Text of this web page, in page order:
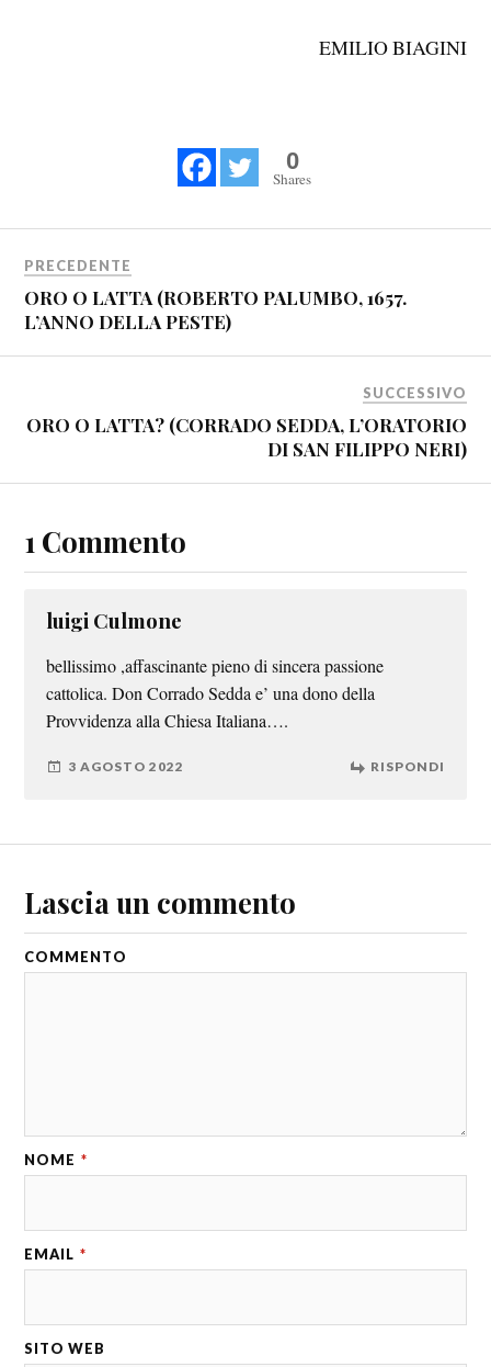
EMILIO BIAGINI
0
Shares
PRECEDENTE
ORO O LATTA (ROBERTO PALUMBO, 1657.
L’ANNO DELLA PESTE)
SUCCESSIVO
ORO O LATTA? (CORRADO SEDDA, L’ORATORIO
DI SAN FILIPPO NERI)
1 Commento
luigi Culmone
bellissimo ,affascinante pieno di sincera passione
cattolica. Don Corrado Sedda e’ una dono della
Provvidenza alla Chiesa Italiana….
3 AGOSTO 2022 RISPONDI
Lascia un commento
COMMENTO
NOME *
EMAIL *
SITO WEB